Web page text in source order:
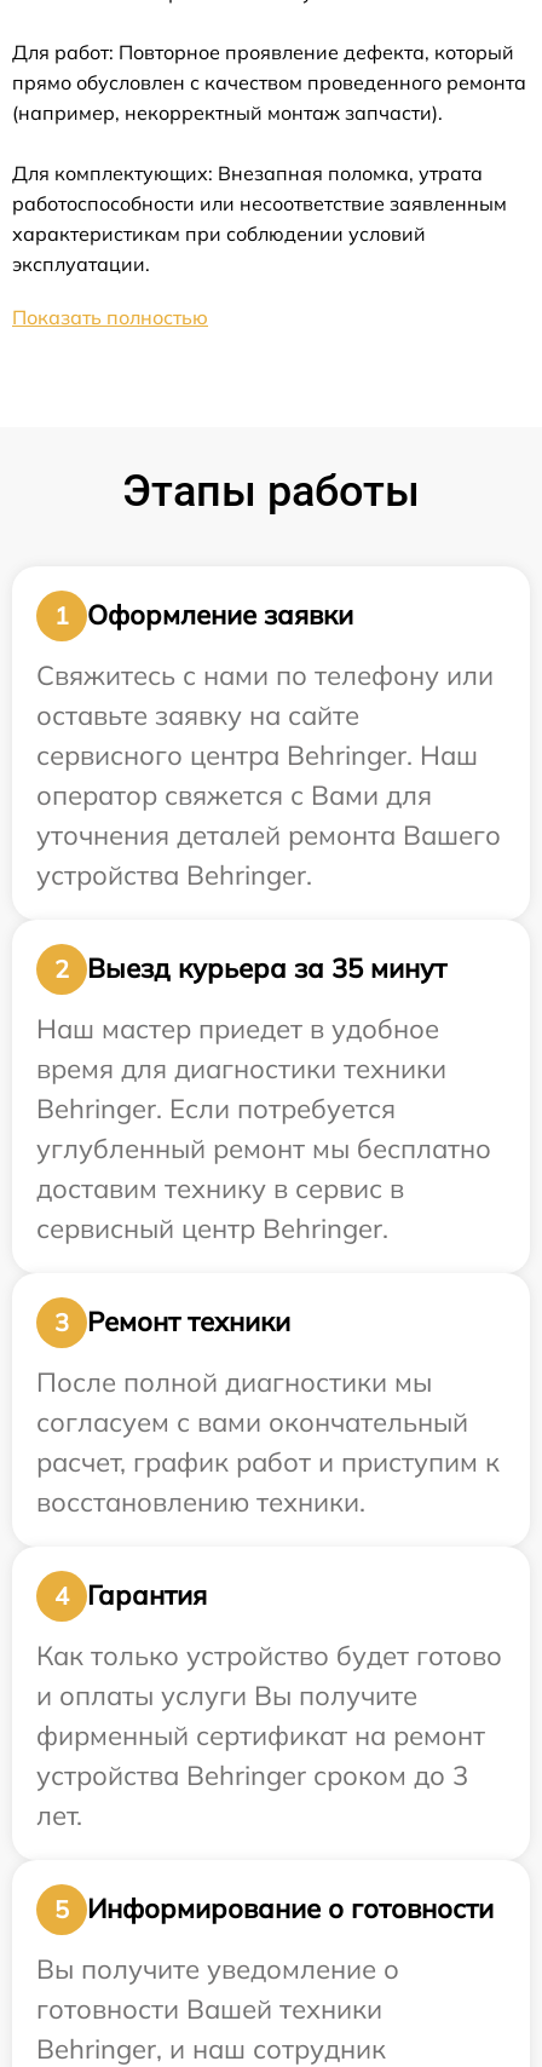
Для работ: Повторное проявление дефекта, который
прямо обусловлен с качеством проведенного ремонта
(например, некорректный монтаж запчасти).
Для комплектующих: Внезапная поломка, утрата
работоспособности или несоответствие заявленным
характеристикам при соблюдении условий
эксплуатации.
Показать полностью
Этапы работы
1
Оформление заявки
Свяжитесь с нами по телефону или
оставьте заявку на сайте
сервисного центра Behringer. Наш
оператор свяжется с Вами для
уточнения деталей ремонта Вашего
устройства Behringer.
2
Выезд курьера за 35 минут
Наш мастер приедет в удобное
время для диагностики техники
Behringer. Если потребуется
углубленный ремонт мы бесплатно
доставим технику в сервис в
сервисный центр Behringer.
3
Ремонт техники
После полной диагностики мы
согласуем с вами окончательный
расчет, график работ и приступим к
восстановлению техники.
4
Гарантия
Как только устройство будет готово
и оплаты услуги Вы получите
фирменный сертификат на ремонт
устройства Behringer сроком до 3
лет.
5
Информирование о готовности
Вы получите уведомление о
готовности Вашей техники
Behringer, и наш сотрудник